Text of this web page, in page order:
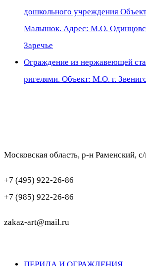
дошкольного учреждения
Малышок. Адрес: М.О.
Заречье
Ограждение из нержавеющей
ригелями. Объект: М.О. г.
Московская область, р-н Раменский,
+7 (495) 922-26-86
+7 (985) 922-26-86
zakaz-art@mail.ru
ПЕРИЛА И ОГРАЖДЕНИЯ